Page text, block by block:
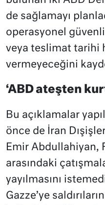
de sağlamayı
operasyonel
veya teslimat tarihi
vermeyeceğini
‘ABD ateşten
Bu açıklamalar
önce de İran
Emir Abdullahiyan,
arasındaki
yayılmasını
Gazze’ye